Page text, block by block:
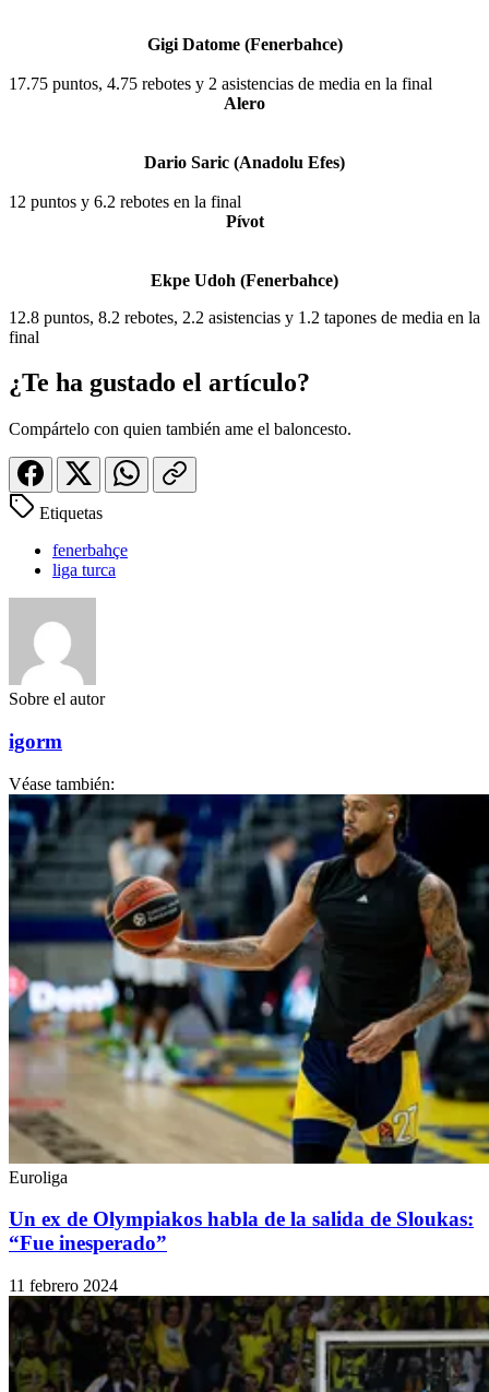
Gigi Datome (Fenerbahce)
17.75 puntos, 4.75 rebotes y 2 asistencias de media en la final
Alero
Dario Saric (Anadolu Efes)
12 puntos y 6.2 rebotes en la final
Pívot
Ekpe Udoh (Fenerbahce)
12.8 puntos, 8.2 rebotes, 2.2 asistencias y 1.2 tapones de media en la
final
¿Te ha gustado el artículo?
Compártelo con quien también ame el baloncesto.
Etiquetas
fenerbahçe
liga turca
Sobre el autor
igorm
Véase también:
Euroliga
Un ex de Olympiakos habla de la salida de Sloukas:
“Fue inesperado”
11 febrero 2024